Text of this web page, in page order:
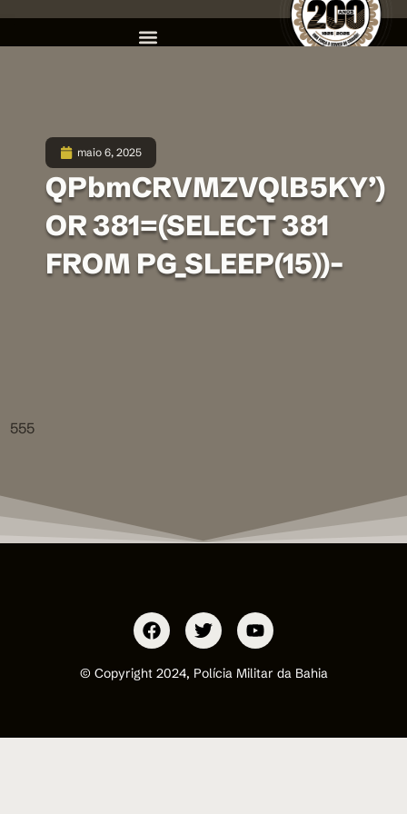
maio 6, 2025
QPbmCRVMZVQlB5KY’)
OR 381=(SELECT 381
FROM PG_SLEEP(15))–
555
© Copyright 2024, Polícia Militar da Bahia